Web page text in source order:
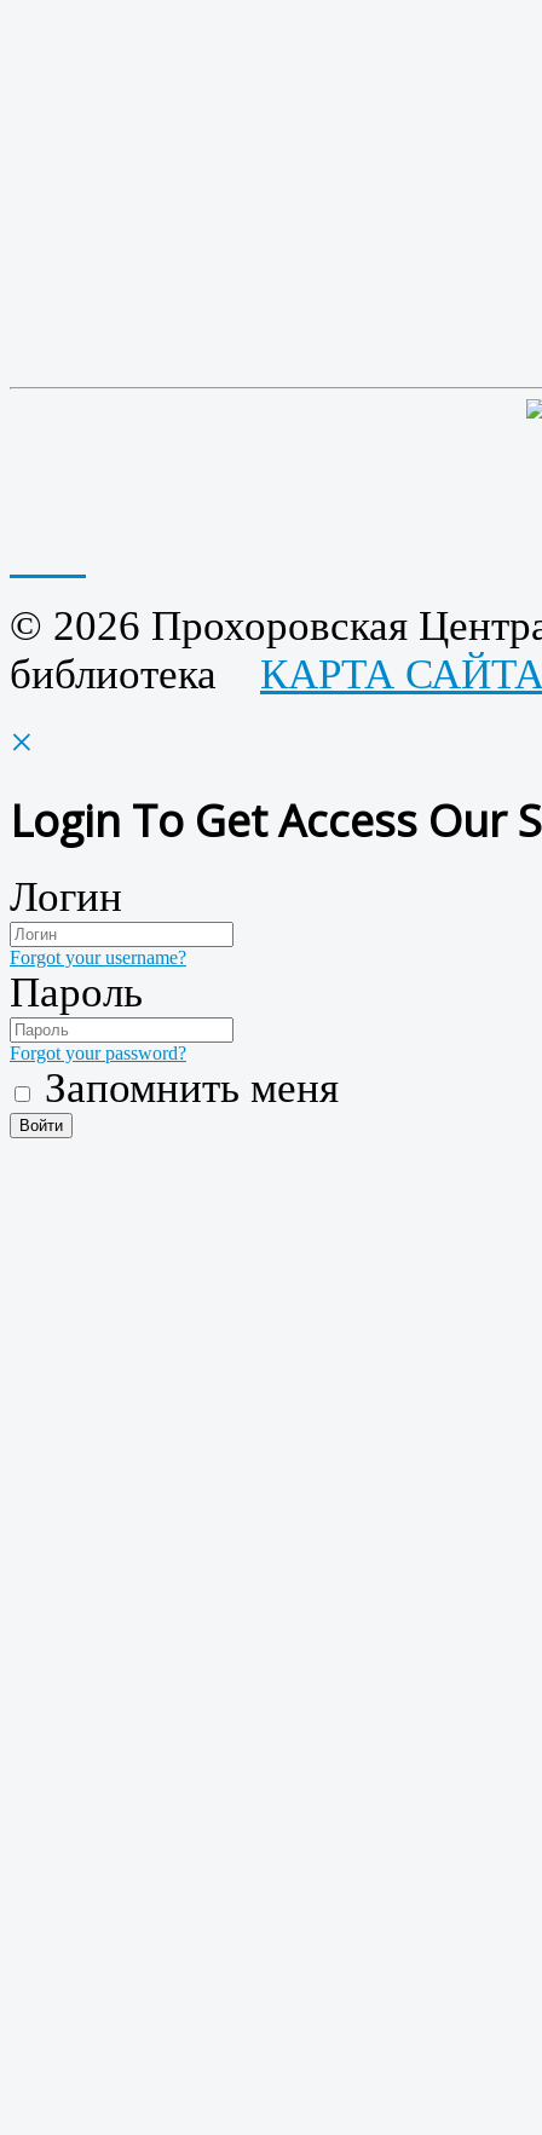
© 2026 Прохоровская
библиотека КАРТА
×
Login To Get Access Our
Логин
Forgot your username?
Пароль
Forgot your password?
Запомнить меня